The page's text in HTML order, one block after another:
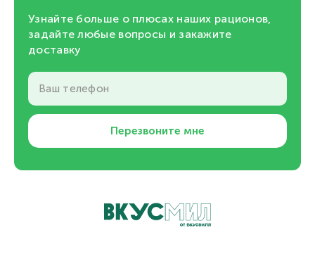
Узнайте больше о плюсах наших рационов,
задайте любые вопросы и закажите
доставку
Ваш телефон
Перезвоните мне